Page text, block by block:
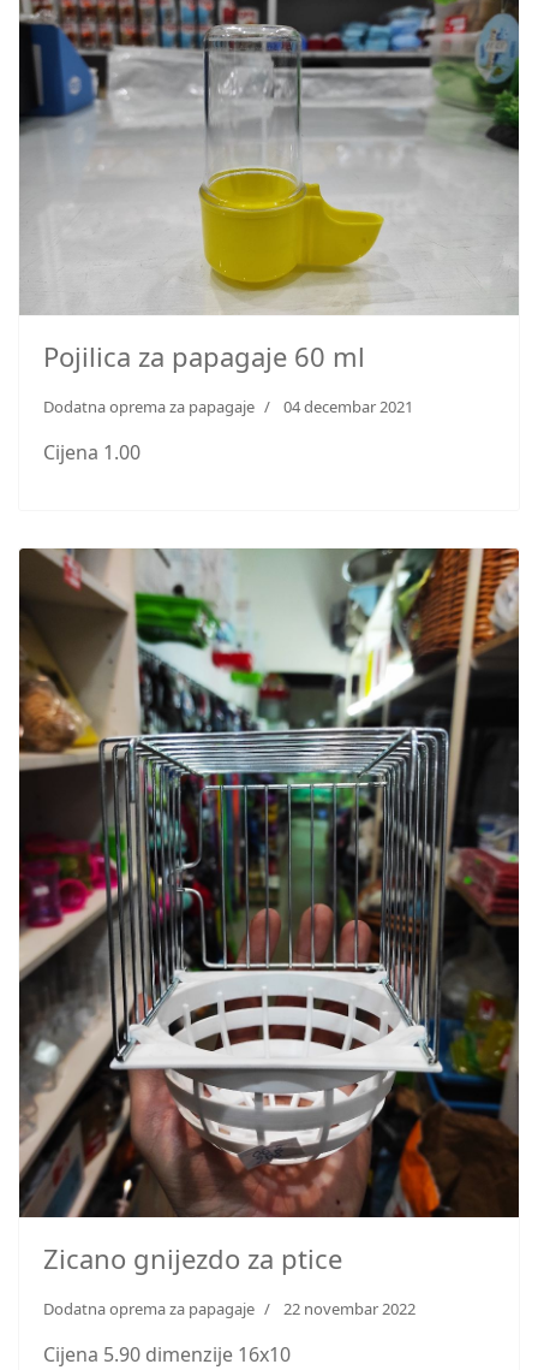
Pojilica za papagaje 60 ml
Dodatna oprema za papagaje 04 decembar 2021
Cijena 1.00
Zicano gnijezdo za ptice
Dodatna oprema za papagaje 22 novembar 2022
Cijena 5.90 dimenzije 16x10